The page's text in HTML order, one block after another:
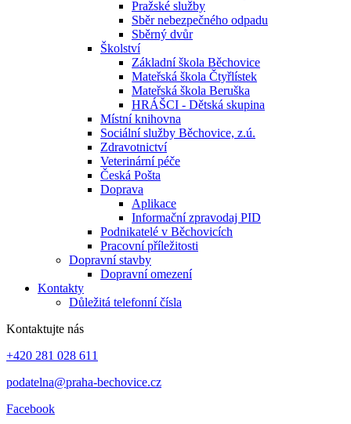
Pražské služby
Sběr nebezpečného odpadu
Sběrný dvůr
Školství
Základní škola Běchovice
Mateřská škola Čtyřlístek
Mateřská škola Beruška
HRÁŠCI - Dětská skupina
Místní knihovna
Sociální služby Běchovice, z.ú.
Zdravotnictví
Veterinární péče
Česká Pošta
Doprava
Aplikace
Informační zpravodaj PID
Podnikatelé v Běchovicích
Pracovní příležitosti
Dopravní stavby
Dopravní omezení
Kontakty
Důležitá telefonní čísla
Kontaktujte nás
+420 281 028 611
podatelna@praha-bechovice.cz
Facebook